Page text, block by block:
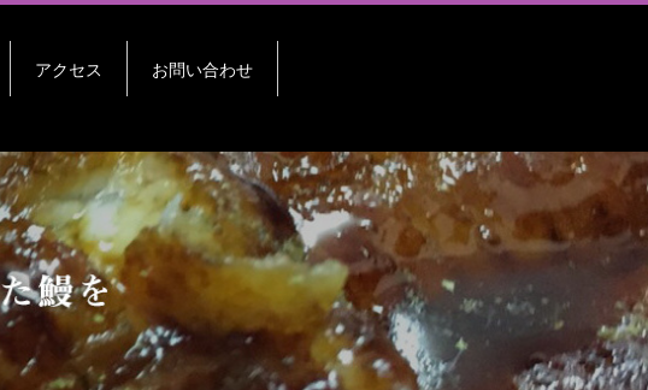
アクセス お問い合わせ